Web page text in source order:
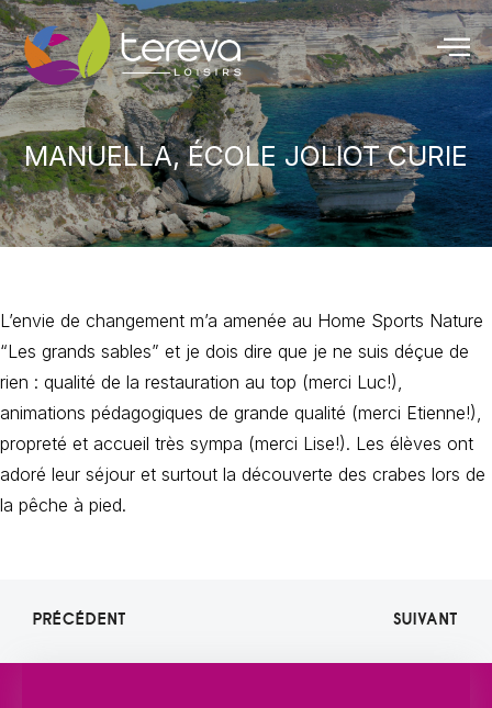
MANUELLA, ÉCOLE JOLIOT CURIE
L’envie de changement m’a amenée au Home Sports Nature
“Les grands sables” et je dois dire que je ne suis déçue de
rien : qualité de la restauration au top (merci Luc!),
animations pédagogiques de grande qualité (merci Etienne!),
propreté et accueil très sympa (merci Lise!). Les élèves ont
adoré leur séjour et surtout la découverte des crabes lors de
la pêche à pied.
PRÉCÉDENT SUIVANT